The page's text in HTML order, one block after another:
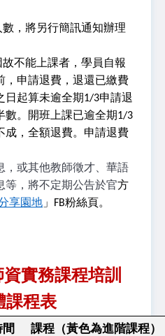
，將另行簡訊通知辦理
不能上課者，學員自報
，申請退費，退還已繳費
日起算未逾全期1/3申請退
數。開班上課已逾全期1/3
成，全額退費。申請退費
，或其他教師徵才、華語
等，將不定期公告於官方
享園地 」 FB粉絲頁。
實務課程培訓
課程表
間 課程（黃色為進階課程）